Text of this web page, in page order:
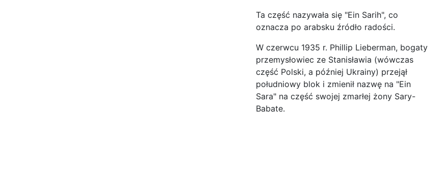
Ta część nazywała się "Ein Sarih", co
oznacza po arabsku źródło radości.
W czerwcu 1935 r. Phillip Lieberman, bogaty
przemysłowiec ze Stanisławia (wówczas
część Polski, a później Ukrainy) przejął
południowy blok i zmienił nazwę na "Ein
Sara" na część swojej zmarłej żony Sary-
Babate.